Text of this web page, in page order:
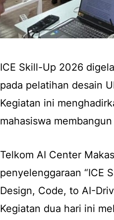
ICE Skill-Up 2026
pada pelatihan desain
Kegiatan ini
mahasiswa
Telkom AI Center
penyelenggaraan “ICE
Design, Code, to AI-
Kegiatan dua hari ini